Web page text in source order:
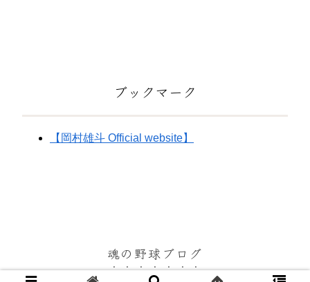
ブックマーク
【岡村雄斗 Official website】
魂の野球ブログ